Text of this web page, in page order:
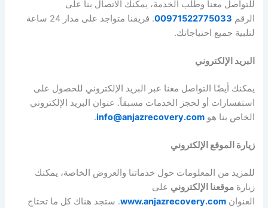
للتواصل معنا وطلب الخدمة، يمكنك الاتصال بنا على
الرقم 00971522775033
. فريقنا متواجد على مدار 24 ساعة
لتلبية جميع احتياجاتك.
البريد الإلكتروني
يمكنك أيضًا التواصل معنا عبر البريد الإلكتروني للحصول على
استفسارات أو لحجز الخدمات مسبقاً. عنوان البريد الإلكتروني
الخاص بنا هوinfo@anjazrecovery.com
.
زيارة الموقع الإلكتروني
للمزيد من المعلومات حول خدماتنا والعروض الخاصة، يمكنك
زيارةموقعنا الإلكتروني على
العنوانwww.anjazrecovery.com. ستجد هناك كل ما تحتاج